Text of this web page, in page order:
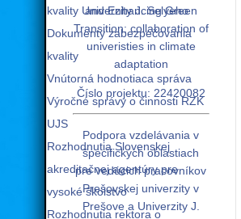
kvality Univerzity J. Selyeho
Dokumenty zabezpečovania
kvality
Vnútorná hodnotiaca správa
Výročné správy o činnosti RZK
UJS
Rozhodnutia Slovenskej
akreditačnej agentúry pre
vysoké školstvo
Rozhodnutia rektora o
and Enhancing Green
Transition: collaboration of
univeristies in climate
adaptation
Číslo projektu: 22420082
Podpora vzdelávania v
špecifických oblastiach
pre vedúcich pracovníkov
Prešovskej univerzity v
Prešove a Univerzity J.